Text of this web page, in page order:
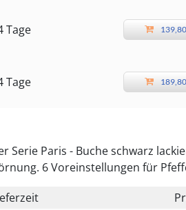
Tage
Tage
Serie Paris - Buche schwarz
6 Voreinstellungen für